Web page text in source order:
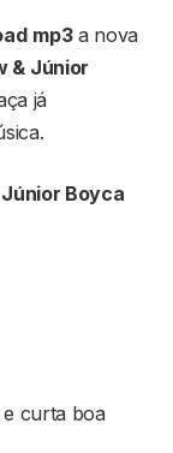
mp3a nova
& Júnior
já
Boyca
curta boa